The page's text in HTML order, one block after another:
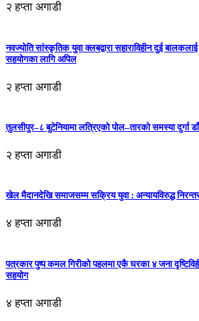
२ हप्ता अगाडी
नवज्योति सांस्कृतिक युवा क्लबद्वारा सहाराविहीन दुई
सहयोगका लागि अपिल
२ हप्ता अगाडी
तुलसीपुर–८ बुटेनियामा लत्रिएको पोल–तारको समस्या दुर्गा
२ हप्ता अगाडी
खेल मैदानदेखि समाजसम्म सक्रिय युवा : अन्यायविरुद्ध
४ हप्ता अगाडी
पत्रकार पुष्प कमल गिरीको पहलमा एकै घरका ४ जना
सहयोग
४ हप्ता अगाडी